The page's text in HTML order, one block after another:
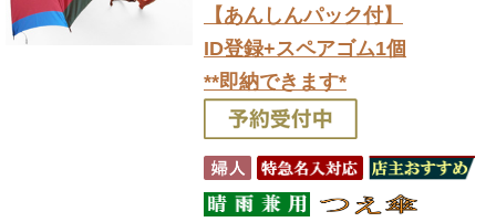
【あんしんパック付】
ID登録+スペアゴム1個
**即納できます*